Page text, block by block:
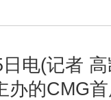
(记者 高
办的CMG